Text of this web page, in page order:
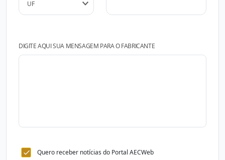
DIGITE AQUI SUA MENSAGEM PARA O FABRICANTE
Quero receber notícias do Portal AECWeb